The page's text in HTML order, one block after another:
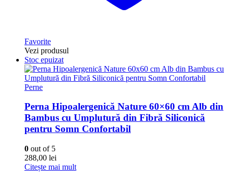
Favorite
Vezi produsul
Stoc epuizat
Perne
Perna Hipoalergenică Nature 60×60 cm Alb din
Bambus cu Umplutură din Fibră Siliconică
pentru Somn Confortabil
0 out of 5
288,00 lei
Citește mai mult